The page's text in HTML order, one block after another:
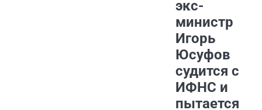
экс-
министр
Игорь
Юсуфов
судится с
ИФНС и
пытается